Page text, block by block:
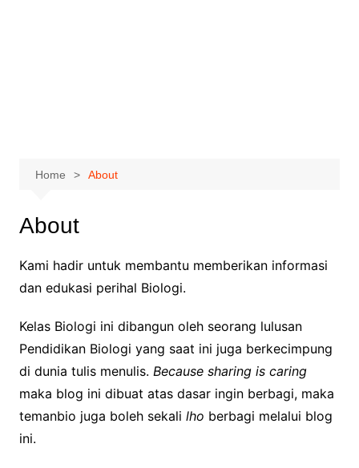
Home About
About
Kami hadir untuk membantu memberikan informasi
dan edukasi perihal Biologi.
Kelas Biologi ini dibangun oleh seorang lulusan
Pendidikan Biologi yang saat ini juga berkecimpung
di dunia tulis menulis. Because sharing is caring
maka blog ini dibuat atas dasar ingin berbagi, maka
temanbio juga boleh sekali lho berbagi melalui blog
ini.